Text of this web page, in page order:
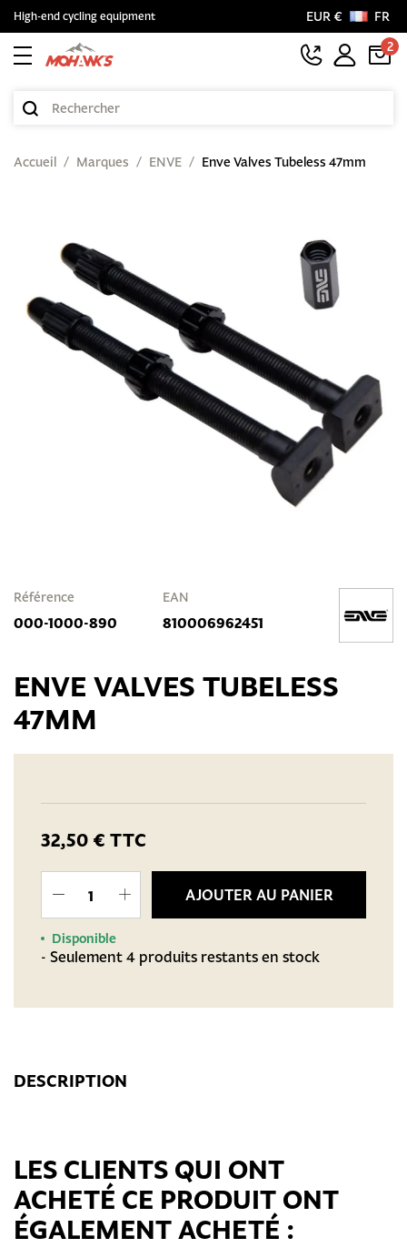
High-end cycling equipment EUR €
FR
2
Accueil Marques ENVE Enve Valves Tubeless 47mm
Référence
000-1000-890
EAN
810006962451
ENVE VALVES TUBELESS
47MM
32,50 € TTC
AJOUTER AU PANIER
Disponible
- Seulement 4 produits restants en stock
DESCRIPTION
LES CLIENTS QUI ONT
ACHETÉ CE PRODUIT ONT
ÉGALEMENT ACHETÉ :